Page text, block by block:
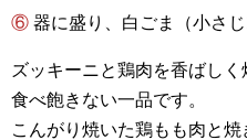
⑥ 器に盛り、白ごま（小さ
ズッキーニと鶏肉を香ばし
食べ飽きない一品です。
こんがり焼いた鶏もも肉と焼